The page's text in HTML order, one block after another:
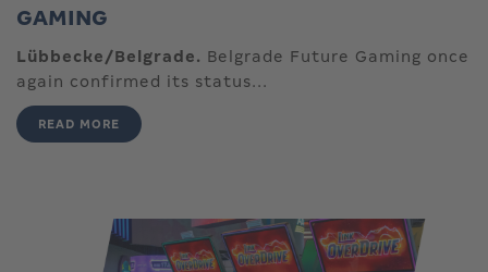
GAMING
Lübbecke/Belgrade. Belgrade Future Gaming once
again confirmed its status...
READ MORE